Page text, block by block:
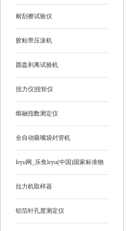
耐刮擦试验仪
胶粘带压滚机
圆盘剥离试验机
扭力仪|扭矩仪
熔融指数测定仪
全自动吸嘴袋封管机
leyu网_乐鱼leyu(中国)国家标准物
质
拉力机取样器
铝箔针孔度测定仪